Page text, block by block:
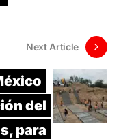
Next Article
del
para